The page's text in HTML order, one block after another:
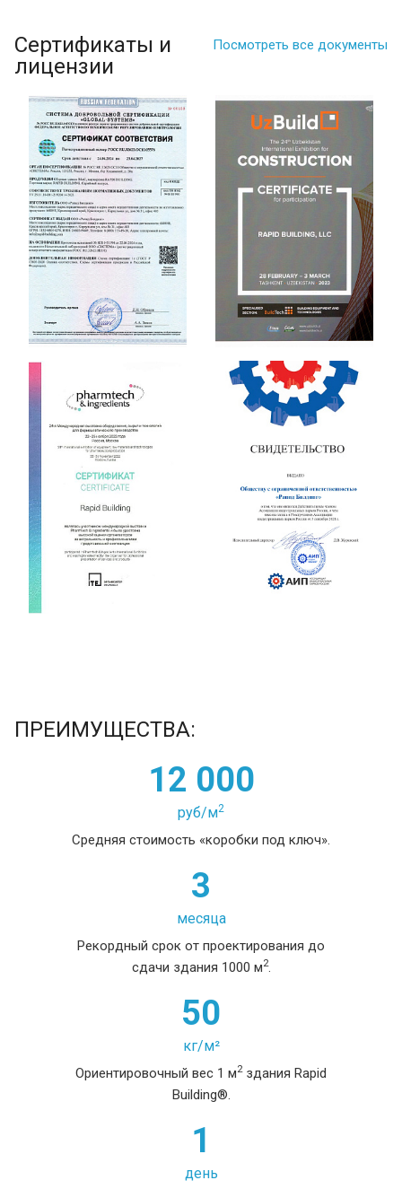
Посмотреть все документы
Сертификаты и
лицензии
ПРЕИМУЩЕСТВА:
12 000
руб/м2
Средняя стоимость «коробки под ключ».
3
месяца
Рекордный срок от проектирования до
сдачи здания 1000 м2.
50
кг/м²
Ориентировочный вес 1 м2здания Rapid
Building®.
1
день